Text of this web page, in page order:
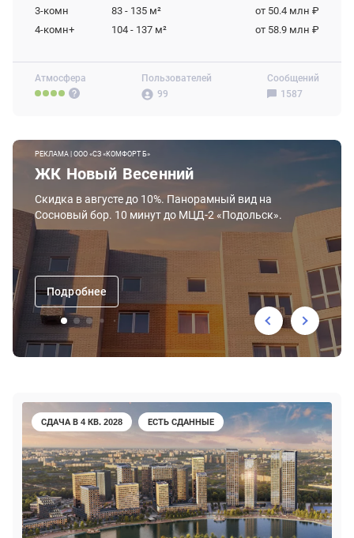
Атмосфера
Пользователей
99
Сообщений
1587
3-комн 83 - 135 м²
от 50.4 млн ₽
4-комн+
104 - 137 м² от 58.9 млн ₽
РЕКЛАМА | ООО «СЗ «КОМФОРТ Б»
ЖК Новый Весенний
Скидка в августе до 10%. Панорамный вид на
Сосновый бор. 10 минут до МЦД-2 «Подольск».
Подробнее
СДАЧА В 4 КВ. 2028 ЕСТЬ СДАННЫЕ